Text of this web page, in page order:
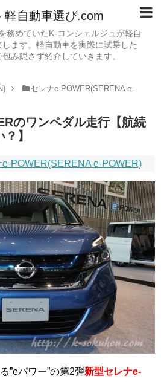
自動車選び.com
務めていたK-コンシェルジュが軽自
ます。軽自動車を実際に試乗した
み隠さず紹介していきます。
セレナe-POWER(SERENA e-
のワンペダル走行【航続
】
e-POWER(SERENA e-POWER)
”eパワー”の第2弾新型セレナe-